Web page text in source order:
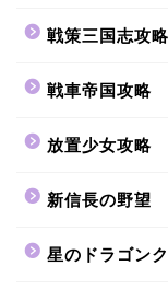
戦策三国志攻略
戦車帝国攻略
放置少女攻略
新信長の野望
星のドラゴン